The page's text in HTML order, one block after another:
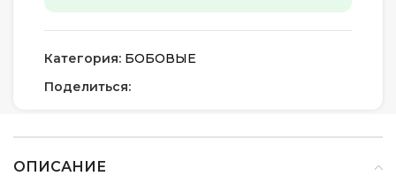
Категория: БОБОВЫЕ
Поделиться:
ОПИСАНИЕ